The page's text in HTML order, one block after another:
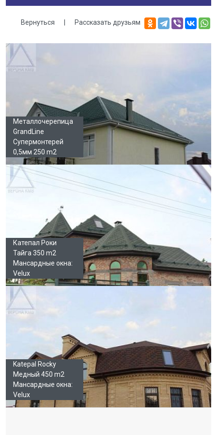
Вернуться | Рассказать друзьям
Галерея
Металлочерепица
GrandLine
Супермонтерей
0,5мм 250 m2
Катепал Роки
Тайга 350 m2
Мансардные окна:
Velux
Katepal Rocky
Медный 450 m2
Мансардные окна:
Velux